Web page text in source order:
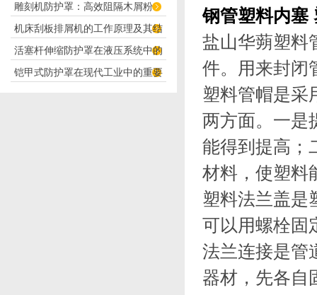
专用方案
雕刻机防护罩：高效阻隔木屑粉
尘，守护设备精度与安全
机床刮板排屑机的工作原理及其结
构分析
活塞杆伸缩防护罩在液压系统中的
应用
铠甲式防护罩在现代工业中的重要
钢管塑料内塞
盐山华蒴塑料
件。用来封闭
塑料管帽是采
两方面。一是
能得到提高；
材料，使塑料
塑料法兰盖是
可以用螺栓固
法兰连接是管
器材，先各自